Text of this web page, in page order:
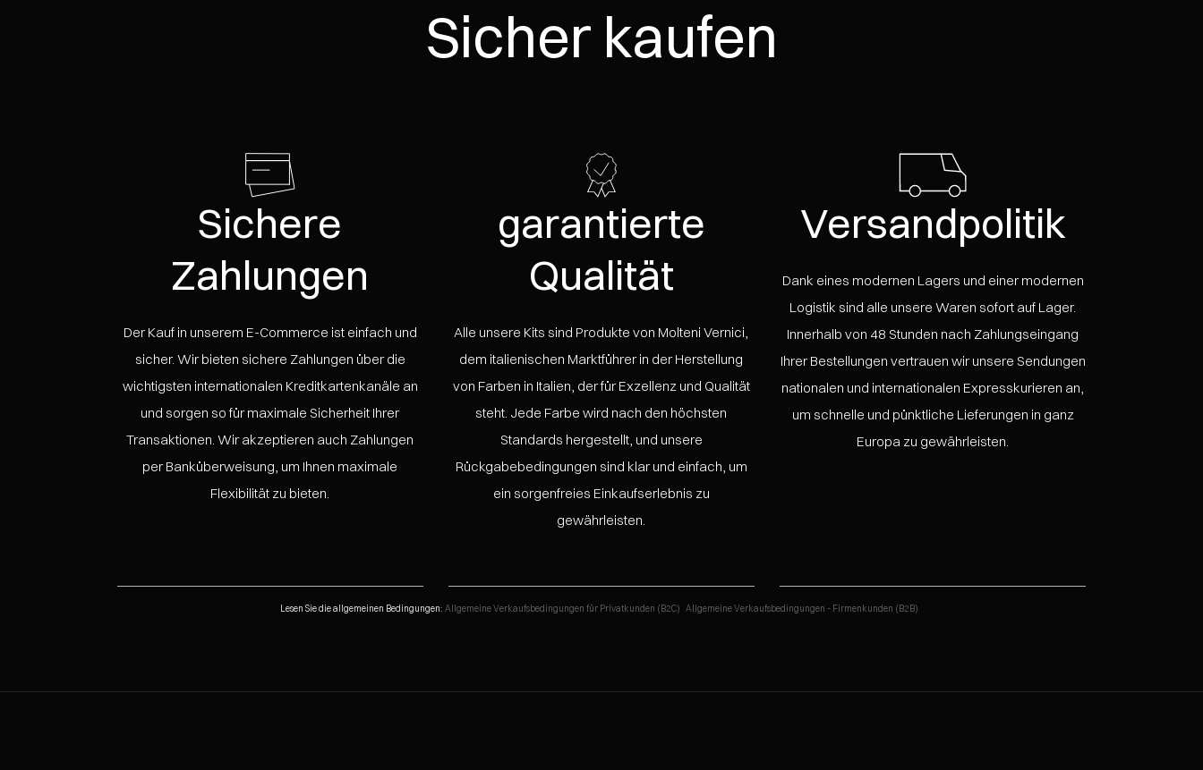
Sicher kaufen
Sichere
Zahlungen
Der Kauf in unserem E-Commerce ist einfach und
sicher. Wir bieten sichere Zahlungen über die
wichtigsten internationalen Kreditkartenkanäle an
und sorgen so für maximale Sicherheit Ihrer
Transaktionen. Wir akzeptieren auch Zahlungen
per Banküberweisung, um Ihnen maximale
Flexibilität zu bieten.
garantierte
Qualität
Alle unsere Kits sind Produkte von Molteni Vernici,
dem italienischen Marktführer in der Herstellung
von Farben in Italien, der für Exzellenz und Qualität
steht. Jede Farbe wird nach den höchsten
Standards hergestellt, und unsere
Rückgabebedingungen sind klar und einfach, um
ein sorgenfreies Einkaufserlebnis zu
gewährleisten.
Versandpolitik
Dank eines modernen Lagers und einer modernen
Logistik sind alle unsere Waren sofort auf Lager.
Innerhalb von 48 Stunden nach Zahlungseingang
Ihrer Bestellungen vertrauen wir unsere Sendungen
nationalen und internationalen Expresskurieren an,
um schnelle und pünktliche Lieferungen in ganz
Europa zu gewährleisten.
Lesen Sie die allgemeinen Bedingungen: Allgemeine Verkaufsbedingungen für Privatkunden (B2C) Allgemeine Verkaufsbedingungen - Firmenkunden (B2B)